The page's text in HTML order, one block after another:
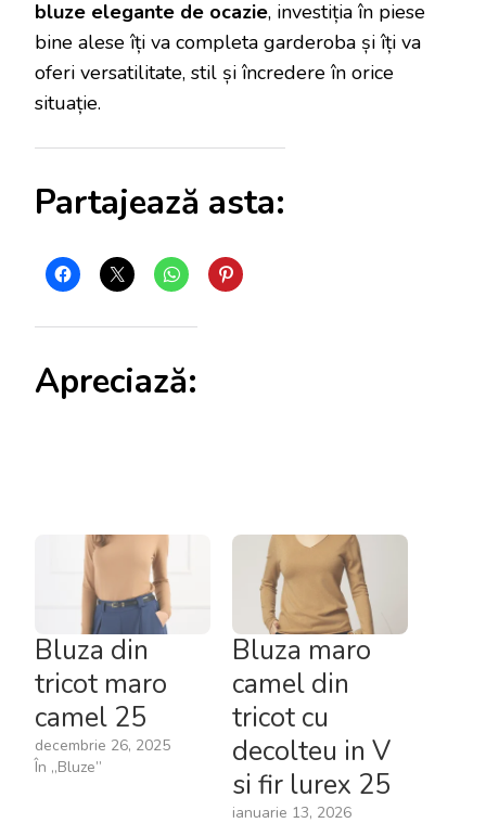
bluze elegante de ocazie, investiția în piese
bine alese îți va completa garderoba și îți va
oferi versatilitate, stil și încredere în orice
situație.
Partajează asta:
Apreciază:
Bluza din
tricot maro
camel 25
decembrie 26, 2025
În „Bluze”
Bluza maro
camel din
tricot cu
decolteu in V
si fir lurex 25
ianuarie 13, 2026